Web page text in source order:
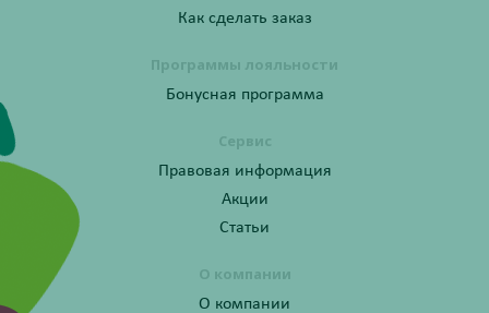
Как сделать заказ
Программы лояльности
Бонусная программа
Сервис
Правовая информация
Акции
Статьи
О компании
О компании